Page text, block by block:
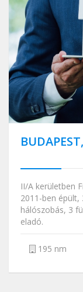
II/A kerületben
2011-ben épült,
hálószobás, 3
eladó.
195 nm